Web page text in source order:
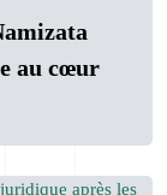
au cœur